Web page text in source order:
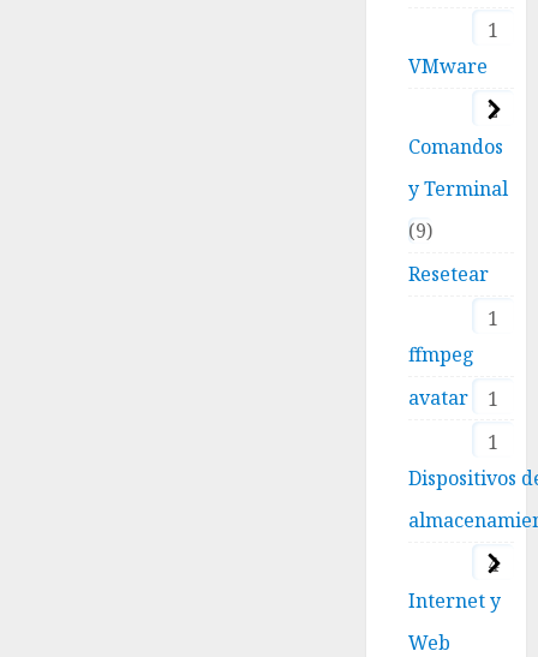
1
VMware
2
Comandos
y Terminal
9
Resetear
1
ffmpeg
1
avatar
1
Dispositivos
4
Internet y
Web